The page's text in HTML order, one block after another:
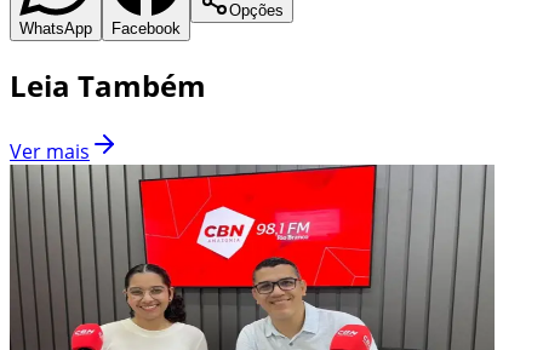
WhatsApp Facebook
Opções
Leia Também
Ver mais